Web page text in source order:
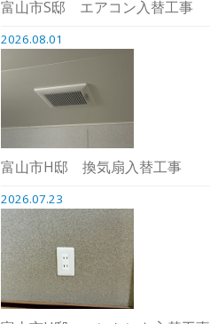
富山市S邸 エアコン入替工事
2026.08.01
富山市H邸 換気扇入替工事
2026.07.23